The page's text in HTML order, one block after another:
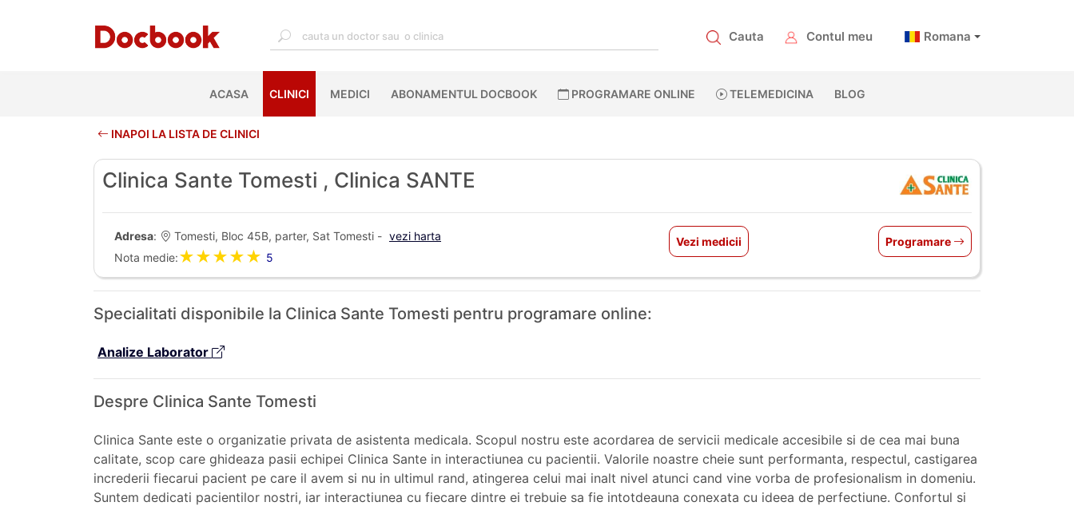
Cauta Contul meu Romana
ACASA(CURRENT)
CLINICI MEDICI ABONAMENTUL DOCBOOK PROGRAMARE ONLINE TELEMEDICINA BLOG
INAPOI LA LISTA DE CLINICI
Clinica Sante Tomesti , Clinica SANTE
Adresa: Tomesti, Bloc 45B, parter, Sat Tomesti - vezi harta
Nota medie:★★★★★ 5
Vezi medicii Programare
Specialitati disponibile la Clinica Sante Tomesti pentru programare online:
Analize Laborator
Despre Clinica Sante Tomesti
Clinica Sante este o organizatie privata de asistenta medicala. Scopul nostru este acordarea de servicii medicale accesibile si de cea mai buna
calitate, scop care ghideaza pasii echipei Clinica Sante in interactiunea cu pacientii. Valorile noastre cheie sunt performanta, respectul, castigarea
increderii fiecarui pacient pe care il avem si nu in ultimul rand, atingerea celui mai inalt nivel atunci cand vine vorba de profesionalism in domeniu.
Suntem dedicati pacientilor nostri, iar interactiunea cu fiecare dintre ei trebuie sa fie intotdeauna conexata cu ideea de perfectiune. Confortul si